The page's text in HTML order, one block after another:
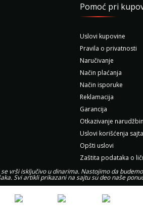
Pomoć pri
Uslovi kupovine
Pravila o privatnosti
Naručivanje
Način plaćanja
Način isporuke
Reklamacija
Garancija
Otkazivanje
Uslovi korišćenja sajta
Opšti uslovi
Zaštita podataka o
vrši isključivo u dinarima. Nastojimo da
Svi artikli prikazani na sajtu su deo naše